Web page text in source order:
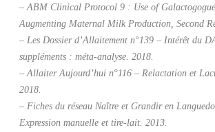
– ABM Clinical Protocol 9 : Use of
Augmenting Maternal Milk Production, Second
– Les Dossier d’Allaitement n°139 – Intérêt du
suppléments : méta-analyse. 2018.
– Allaiter Aujourd’hui n°116 – Relactation et
2018.
– Fiches du réseau Naître et Grandir en
Expression manuelle et tire-lait. 2013.